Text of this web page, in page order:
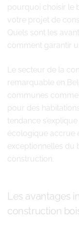
pourquoi choisir le
votre projet de
Quels sont les
comment garantir
Le secteur de la
remarquable en
communes
pour des
tendance
écologique accrue
exceptionnelles du
construction.
Les avantages
construction